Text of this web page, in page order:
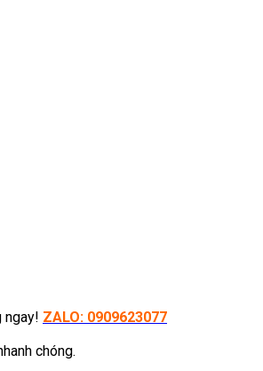
ngay! ZALO: 0909623077
chóng.